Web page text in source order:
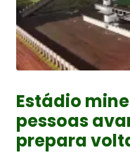
Estádio
pessoas
prepara